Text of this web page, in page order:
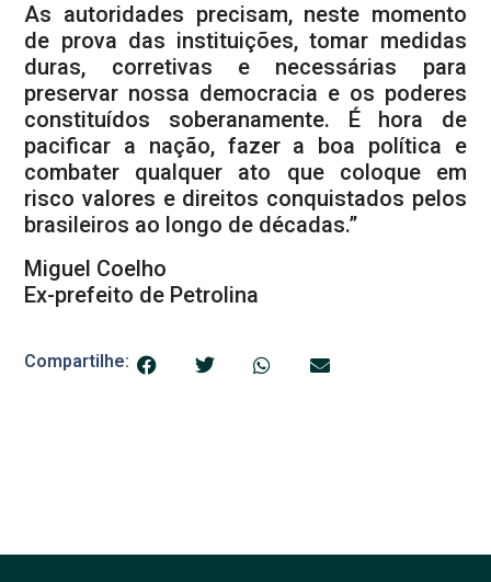
As autoridades precisam, neste momento
de prova das instituições, tomar medidas
duras, corretivas e necessárias para
preservar nossa democracia e os poderes
constituídos soberanamente. É hora de
pacificar a nação, fazer a boa política e
combater qualquer ato que coloque em
risco valores e direitos conquistados pelos
brasileiros ao longo de décadas.”
Miguel Coelho
Ex-prefeito de Petrolina
Compartilhe: